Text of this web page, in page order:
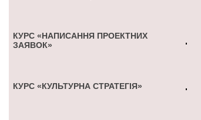
КУРС «НАПИСАННЯ ПРОЕКТНИХ
ЗАЯВОК»
КУРС «КУЛЬТУРНА СТРАТЕГІЯ»